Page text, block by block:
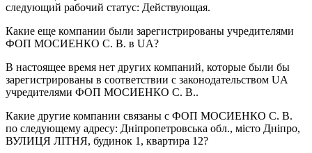
следующий рабочий статус: Действующая.
Какие еще компании были зарегистрированы учредителями
ФОП МОСИЕНКО С. В. в UA?
В настоящее время нет других компаний, которые были бы
зарегистрированы в соответствии с законодательством UA
учредителями ФОП МОСИЕНКО С. В..
Какие другие компании связаны с ФОП МОСИЕНКО С. В.
по следующему адресу: Дніпропетровська обл., місто Дніпро,
ВУЛИЦЯ ЛІТНЯ, будинок 1, квартира 12?